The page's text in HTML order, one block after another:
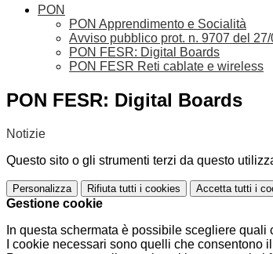
PON
PON Apprendimento e Socialità
Avviso pubblico prot. n. 9707 del
PON FESR: Digital Boards
PON FESR Reti cablate e wireless
PON FESR: Digital Boards
Notizie
Questo sito o gli strumenti terzi da questo
Personalizza Rifiuta tutti i cookies Accetta tutti i
Gestione cookie
In questa schermata è possibile scegliere quali
I cookie necessari sono quelli che